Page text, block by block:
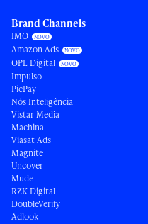
Brand Channels
IMO
Amazon Ads
OPL Digital
Impulso
PicPay
Nós Inteligência
Vistar Media
Machina
Viasat Ads
Magnite
Uncover
Mude
RZK Digital
DoubleVerify
Adlook